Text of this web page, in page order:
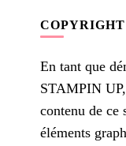
COPYRIGHT
En tant que
STAMPIN
contenu de ce
éléments